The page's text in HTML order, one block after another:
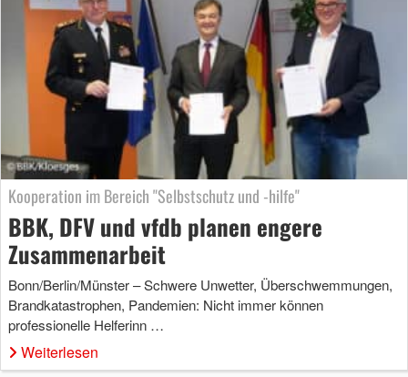
Kooperation im Bereich "Selbstschutz und -hilfe"
BBK, DFV und vfdb planen engere
Zusammenarbeit
Bonn/Berlin/Münster – Schwere Unwetter, Überschwemmungen,
Brandkatastrophen, Pandemien: Nicht immer können
professionelle Helferinn …
Weiterlesen